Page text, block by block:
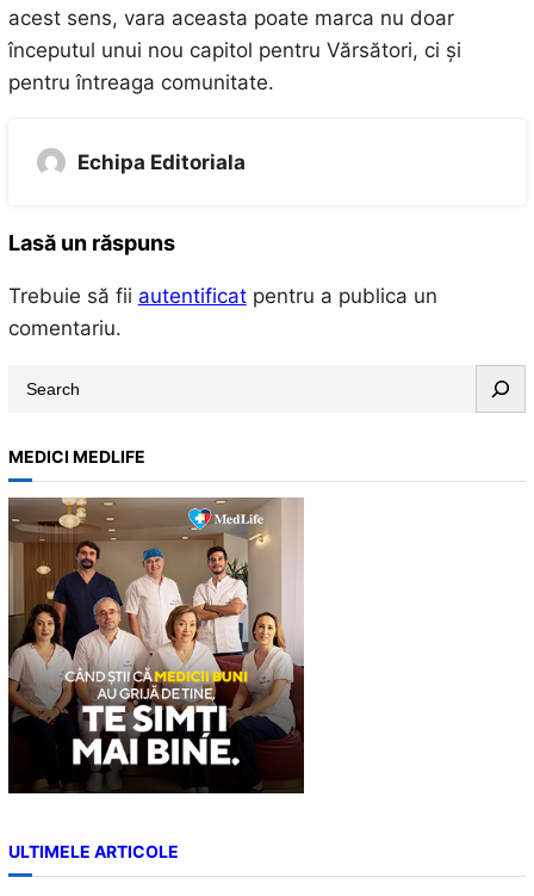
acest sens, vara aceasta poate marca nu doar
începutul unui nou capitol pentru Vărsători, ci și
pentru întreaga comunitate.
Echipa Editoriala
Lasă un răspuns
Trebuie să fii autentificatpentru a publica un
comentariu.
a
r
c
h
MEDICI MEDLIFE
ULTIMELE ARTICOLE